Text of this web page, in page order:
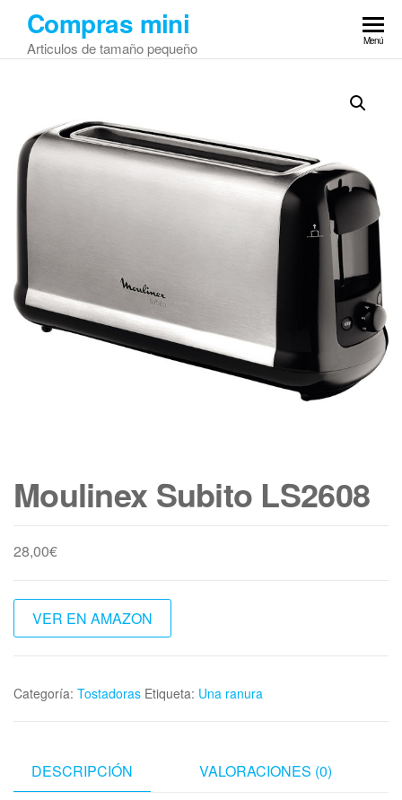
Saltar
contenido
Compras mini
Articulos de tamaño pequeño Menú
Moulinex Subito LS2608
28,00€
VER EN AMAZON
Categoría: Tostadoras Etiqueta: Una ranura
DESCRIPCIÓN VALORACIONES (0)